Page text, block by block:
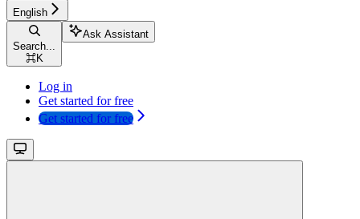
English
Search...
⌘K
Ask Assistant
Log in
Get started for free
Get started for free